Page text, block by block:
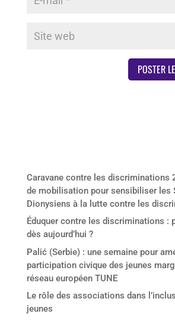
Caravane contre les discriminations
de mobilisation pour sensibiliser les
Dionysiens à la lutte contre les
Éduquer contre les discriminations :
dès aujourd’hui ?
Palić (Serbie) : une semaine pour
participation civique des jeunes
réseau européen TUNE
Le rôle des associations dans
jeunes